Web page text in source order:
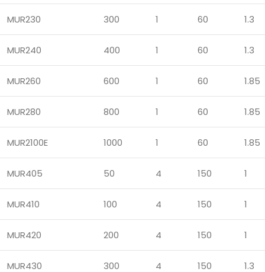
MUR230 300 1 60 1.3
MUR240 400 1 60 1.3
MUR260 600 1 60 1.85
MUR280 800 1 60 1.85
MUR2100E 1000 1 60 1.85
MUR405 50 4 150 1
MUR410 100 4 150 1
MUR420 200 4 150 1
MUR430 300 4 150 1.3